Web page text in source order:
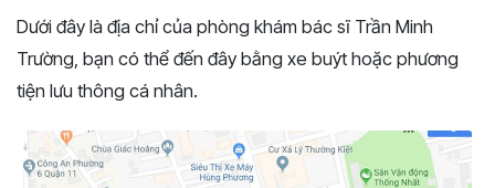
Dưới đây là địa chỉ của phòng khám bác sĩ Trần Minh
Trường, bạn có thể đến đây bằng xe buýt hoặc phương
tiện lưu thông cá nhân.